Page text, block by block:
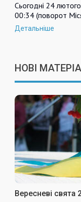
Сьогодні 24
00:34 (поворот
Детальніше
НОВІ
Вересневі свята